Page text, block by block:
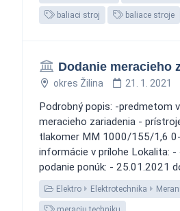
baliaci stroj baliace stroje
Dodanie meracieho
okres Žilina 21. 1. 2021
Podrobný popis: -predmetom
meracieho zariadenia -
tlakomer MM 1000/155/1,6
informácie v prílohe Lokalita: -
podanie ponúk: - 25.01.2021
Elektro Elektrotechnika